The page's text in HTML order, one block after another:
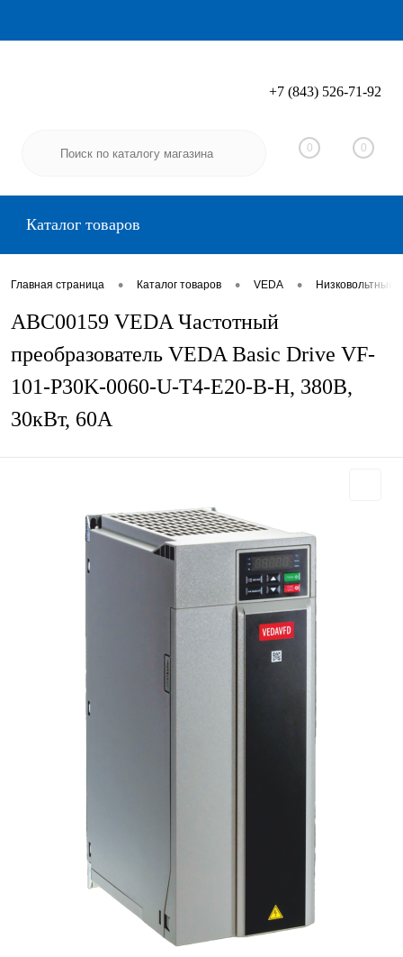
Вход Регистрация
+7 (843) 526-71-92
0 0
Каталог товаров
Главная страница • Каталог товаров • VEDA •
ABC00159 VEDA Частотный
преобразователь VEDA Basic Drive VF-
101-P30K-0060-U-T4-E20-B-H, 380В,
30кВт, 60А